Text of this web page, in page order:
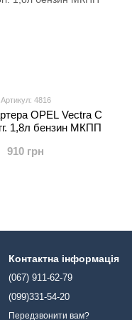
Артикул: 4816
OPEL Vectra С
1,8л бензин МКПП
910 грн
Контактна інформація
(067) 911-62-79
(099)331-54-20
Передзвонити вам?